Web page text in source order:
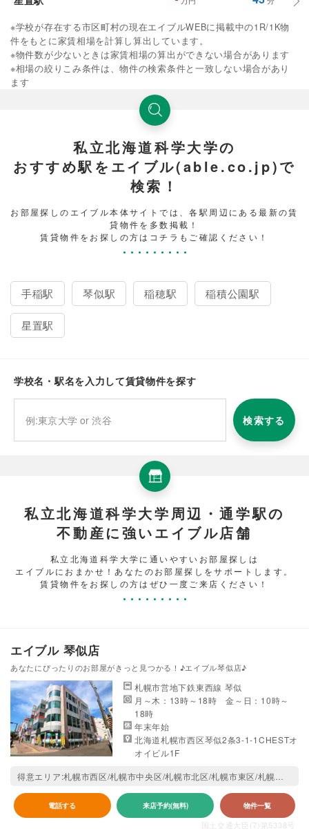
※学校が存在する市区町村の現在エイブルWEBに掲載中の1R/1K物
件をもとに家賃相場を計算し算出しています。
※物件数が少ないときは家賃相場の算出ができない場合があります
※相場の絞りこみ条件は、物件の検索条件と一致しない場合があり
ます
私立北海道科学大学の
おすすめ駅をエイブル(able.co.jp)で
検索！
お部屋探しのエイブル本体サイトでは、各駅周辺にある最新の賃
貸物件を多数掲載！
賃貸物件をお探しの方はコチラもご確認ください！
手稲駅 琴似駅 稲穂駅 稲積公園駅
星置駅
学校名・駅名を入力して賃貸物件を探す
検索する
私立北海道科学大学周辺・通学駅の
不動産に強いエイブル店舗
私立北海道科学大学に通いやすいお部屋探しは
エイブルにおまかせ！あなたのお部屋探しをサポートします。
賃貸物件をお探しの方はぜひ一度ご来店ください！
エイブル 琴似店
あなたにぴったりのお部屋がきっと見つかる！♪エイブル琴似店♪
札幌市営地下鉄東西線 琴似
月～木：13時～18時 金～日：10時～
18時
年末年始
北海道札幌市西区琴似2条3-1-1CHESTオ
オイビル1F
電話する 来店予約(無料) 物件一覧
国土交通大臣(7)第5338号